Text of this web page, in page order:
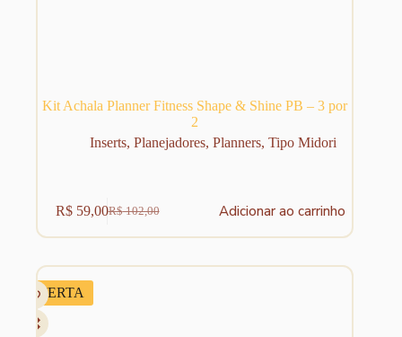
Kit Achala Planner Fitness Shape & Shine PB – 3 por
2
Inserts, Planejadores, Planners, Tipo Midori
R$102,00
O
preço
era:
R$59,00O
preço
é:
Adicionar ao carrinho
OFERTA